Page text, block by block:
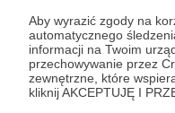
Aby wyrazić zgody na
automatycznego
informacji na Twoim
przechowywanie przez
zewnętrzne, które
kliknij AKCEPTUJĘ I